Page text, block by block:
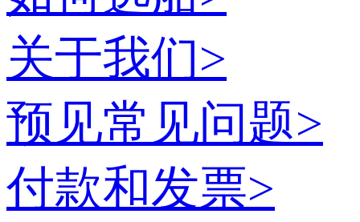
关于我们>
预见常见问题>
付款和发票>